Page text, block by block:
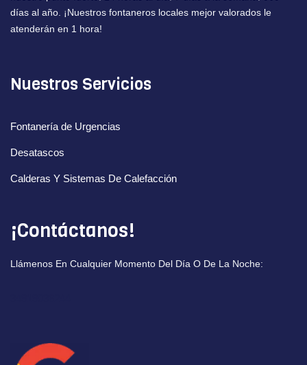
días al año. ¡Nuestros fontaneros locales mejor valorados le
atenderán en 1 hora!
Nuestros Servicios
Fontanería de Urgencias
Desatascos
Calderas Y Sistemas De Calefacción
¡Contáctanos!
Llámenos En Cualquier Momento Del Día O De La Noche: